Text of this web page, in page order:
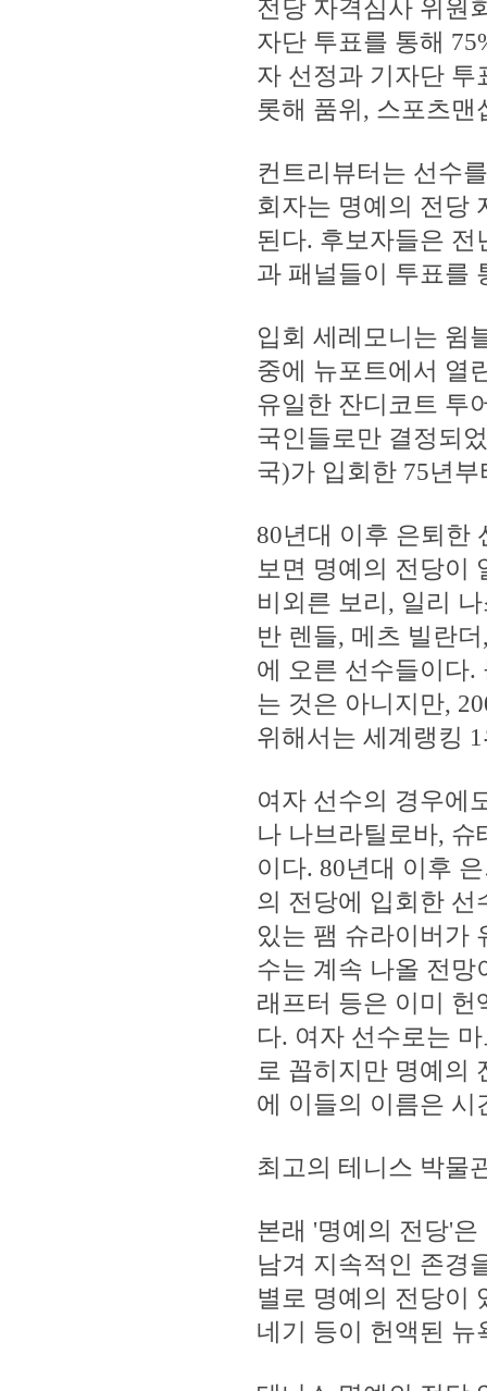
전당 자격심사 위원
자단 투표를 통해
자 선정과 기자단
롯해 품위, 스포츠맨
컨트리뷰터는 선수
회자는 명예의 전당
된다. 후보자들은
과 패널들이 투표를
입회 세레모니는 윔
중에 뉴포트에서 열
유일한 잔디코트 투
국인들로만 결정되
국)가 입회한 75년
80년대 이후 은퇴한
보면 명예의 전당이
비외른 보리, 일리
반 렌들, 메츠 빌란
에 오른 선수들이다.
는 것은 아니지만,
위해서는 세계랭킹
여자 선수의 경우에
나 나브라틸로바,
이다. 80년대 이후
의 전당에 입회한
있는 팸 슈라이버가
수는 계속 나올 전망
래프터 등은 이미
다. 여자 선수로는
로 꼽히지만 명예의
에 이들의 이름은 시
최고의 테니스 박물
본래 '명예의 전당'은
남겨 지속적인 존경
별로 명예의 전당이
네기 등이 헌액된